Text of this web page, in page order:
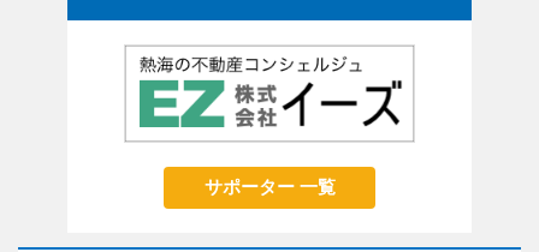
サポーター 一覧